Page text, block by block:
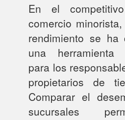
En el
comercio
rendimiento se ha
una herramienta
para los
propietarios de
Comparar el
sucursales